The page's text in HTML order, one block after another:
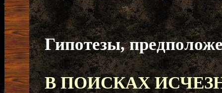
Гипотезы,
В ПОИСКАХ